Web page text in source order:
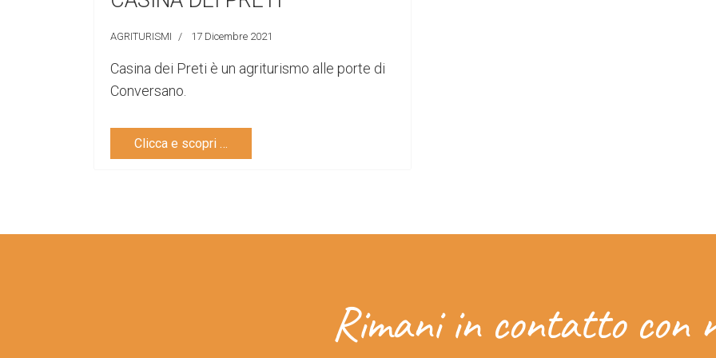
AGRITURISMI 17 Dicembre 2021
Casina dei Preti è un agriturismo alle porte di
Conversano.
Clicca e scopri …
Rimani in contatto con